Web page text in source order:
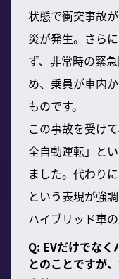
状態で衝突事故
災が発生。さら
ず、非常時の緊
め、乗員が車内
ものです。
この事故を受け
全自動運転」と
ました。代わり
という表現が強
ハイブリッド車
Q: EVだけでな
とのことですが